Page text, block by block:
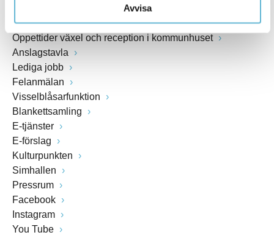
Avvisa
Öppettider växel och reception i kommunhuset
Anslagstavla
Lediga jobb
Felanmälan
Visselblåsarfunktion
Blankettsamling
E-tjänster
E-förslag
Kulturpunkten
Simhallen
Pressrum
Facebook
Instagram
You Tube